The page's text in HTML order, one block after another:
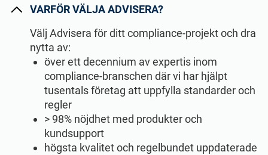
VARFÖR VÄLJA ADVISERA?
Välj Advisera för ditt compliance-projekt och dra
nytta av:
över ett decennium av expertis inom
compliance-branschen där vi har hjälpt
tusentals företag att uppfylla standarder och
regler
> 98% nöjdhet med produkter och
kundsupport
högsta kvalitet och regelbundet uppdaterade